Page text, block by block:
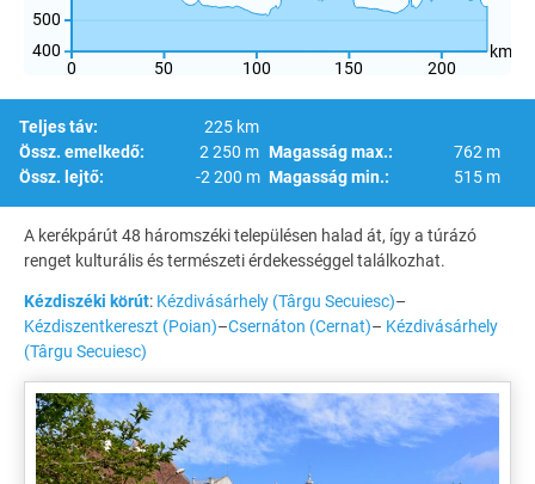
0 50 100 150 200
km
400
500
Teljes táv:
225 km
Össz. emelkedő:
2 250 m
Össz. lejtő:
-2 200 m
Magasság max.:
762 m
Magasság min.:
515 m
A kerékpárút 48 háromszéki településen halad át, így a túrázó
renget kulturális és természeti érdekességgel találkozhat.
Kézdiszéki körút: Kézdivásárhely (Târgu Secuiesc)–
Kézdiszentkereszt (Poian)–Csernáton (Cernat)– Kézdivásárhely
(Târgu Secuiesc)